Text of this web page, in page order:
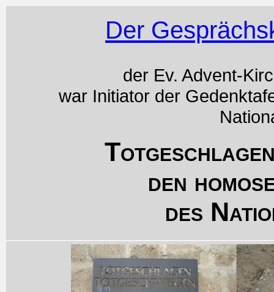
Der
der Ev. Advent-
war Initiator der
den
des